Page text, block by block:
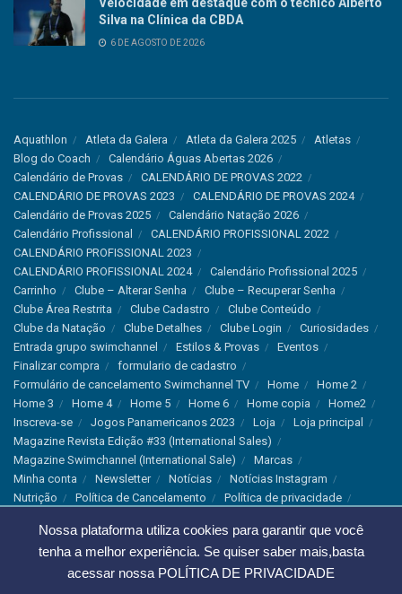
Nossa plataforma utiliza cookies para garantir que você
tenha a melhor experiência. Se quiser saber mais,basta
acessar nossa POLÍTICA DE PRIVACIDADE
Silva na Clínica da CBDA
6 DE AGOSTO DE 2026
Aquathlon Atleta da Galera Atleta da Galera 2025
Atletas
Blog do Coach
Calendário Águas Abertas 2026
Calendário de Provas
CALENDÁRIO DE PROVAS 2022
CALENDÁRIO DE PROVAS 2023
CALENDÁRIO DE PROVAS 2024
Calendário de Provas 2025
Calendário Natação 2026
Calendário Profissional
CALENDÁRIO PROFISSIONAL 2022
CALENDÁRIO PROFISSIONAL 2023
CALENDÁRIO PROFISSIONAL 2024
Calendário Profissional 2025
Carrinho
Clube – Alterar Senha
Clube – Recuperar Senha
Clube Área Restrita
Clube Cadastro
Clube Conteúdo
Clube da Natação
Clube Detalhes Clube Login
Curiosidades
Entrada grupo swimchannel
Estilos & Provas
Eventos
Finalizar compra
formulario de cadastro
Formulário de cancelamento Swimchannel TV
Home
Home 2
Home 3
Home 4 Home 5 Home 6 Home copia
Home2
Inscreva-se
Jogos Panamericanos 2023 Loja
Loja principal
Magazine Revista Edição #33 (International Sales)
Magazine Swimchannel (International Sale)
Marcas
Minha conta
Newsletter Notícias
Notícias Instagram
Nutrição
Política de Cancelamento
Política de privacidade
Recordes & Rankings
Revistas Saúde
Sobre Nós
Swimchannel
Thank You Treino
Troca e Devolução
Troca, Devolução e Cancelamentos